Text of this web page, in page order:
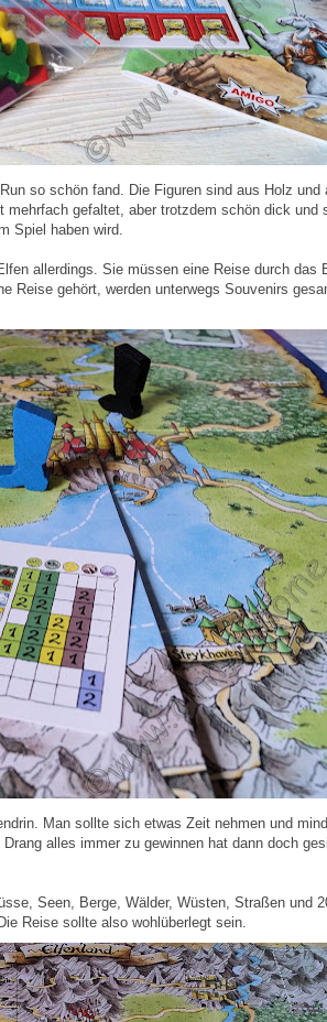
so schön fand. Die Figuren sind aus Holz und
gefaltet, aber trotzdem schön dick und
Spiel haben wird.
allerdings. Sie müssen eine Reise durch das
Reise gehört, werden unterwegs Souvenirs
Man sollte sich etwas Zeit nehmen und
alles immer zu gewinnen hat dann doch
Seen, Berge, Wälder, Wüsten, Straßen und
Reise sollte also wohlüberlegt sein.